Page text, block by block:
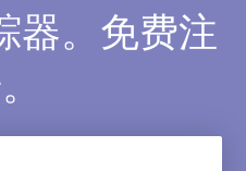
器。免费注